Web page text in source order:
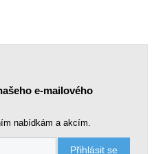
e-mailového
nabídkám a akcím.
Přihlásit se